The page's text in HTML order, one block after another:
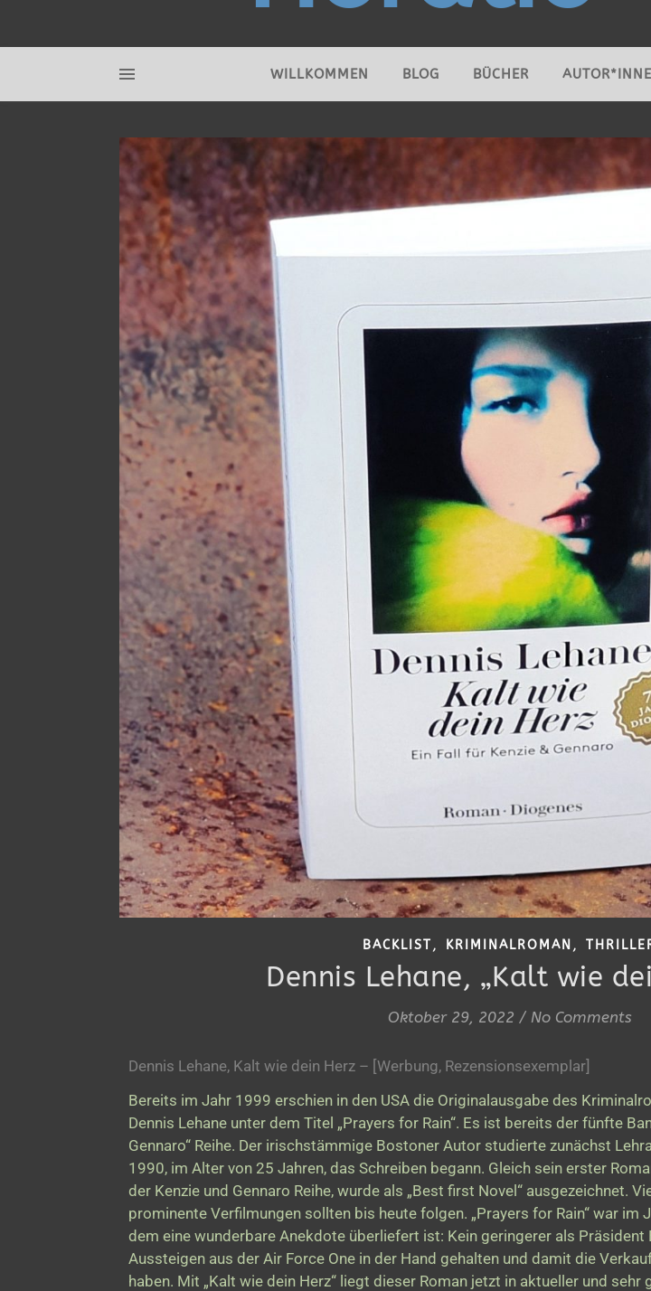
WILLKOMMEN BLOG BÜCHER
BACKLIST , KRIMINALROMAN ,
Dennis Lehane, „Kalt wie
Oktober 29, 2022 / No Comments
Dennis Lehane, Kalt wie dein Herz – [Werbung, Rezensionsexemplar]
Bereits im Jahr 1999 erschien in den USA die Originalausgabe des
Dennis Lehane unter dem Titel „Prayers for Rain“. Es ist bereits der fünfte
Gennaro“ Reihe. Der irischstämmige Bostoner Autor studierte zunächst
1990, im Alter von 25 Jahren, das Schreiben begann. Gleich sein erster
der Kenzie und Gennaro Reihe, wurde als „Best first Novel“ ausgezeichnet.
prominente Verfilmungen sollten bis heute folgen. „Prayers for Rain“ war im
dem eine wunderbare Anekdote überliefert ist: Kein geringerer als
Aussteigen aus der Air Force One in der Hand gehalten und damit die
haben. Mit „Kalt wie dein Herz“ liegt dieser Roman jetzt in aktueller und sehr